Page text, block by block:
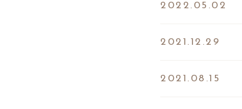
2022.05.02
2021.12.29
2021.08.15